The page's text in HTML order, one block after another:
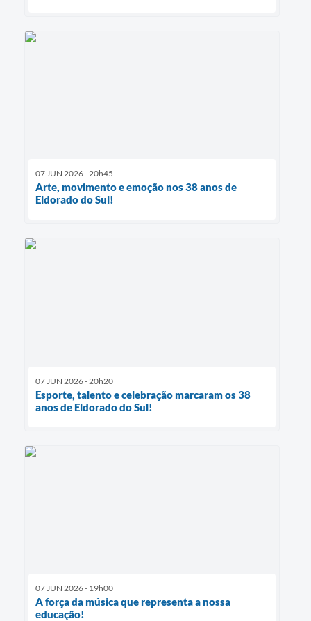
07 JUN 2026 - 20h45
Arte, movimento e emoção nos 38 anos de
Eldorado do Sul!
07 JUN 2026 - 20h20
Esporte, talento e celebração marcaram os 38
anos de Eldorado do Sul!
07 JUN 2026 - 19h00
A força da música que representa a nossa
educação!